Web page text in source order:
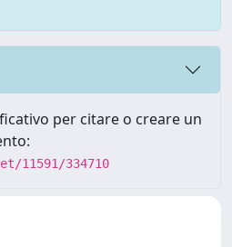
per citare o creare un
11591/334710